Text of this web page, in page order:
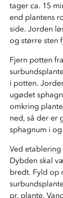
tager ca. 15
end plantens
side. Jorden
og større sten
Fjern potten
i potten.
ugødet
omkring
ned, så der er
sphagnum i
Ved
Dybden skal
bredt. Fyld op
pr. plante.